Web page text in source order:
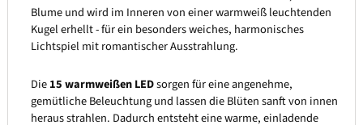
Blume und wird im Inneren von einer warmweiß leuchtenden
Kugel erhellt - für ein besonders weiches, harmonisches
Lichtspiel mit romantischer Ausstrahlung.
Die15 warmweißen LEDsorgen für eine angenehme,
gemütliche Beleuchtung und lassen die Blüten sanft von innen
heraus strahlen. Dadurch entsteht eine warme, einladende